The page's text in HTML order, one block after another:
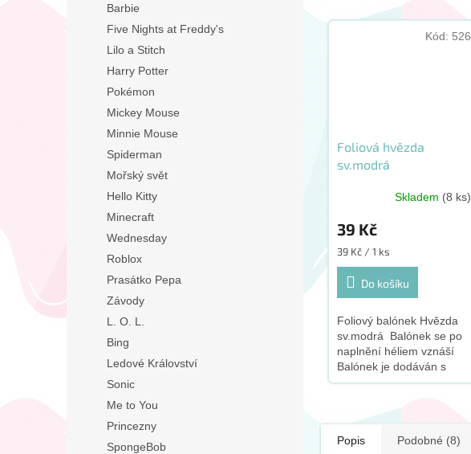
Barbie
Five Nights at Freddy's
Lilo a Stitch
Harry Potter
Pokémon
Mickey Mouse
Minnie Mouse
Spiderman
Mořský svět
Hello Kitty
Minecraft
Wednesday
Roblox
Prasátko Pepa
Závody
L. O. L.
Bing
Ledové Království
Sonic
Me to You
Princezny
SpongeBob
Foliová hvězda
sv.modrá
Skladem (8 ks)
39 Kč
Měrná
cena:
39 Kč / 1 ks
Do košíku
Foliový balónek Hvězda
sv.modrá Balónek se po
naplnění héliem vznáší
Balónek je dodáván s
brčkem Velikost balonku
doporučujeme zakoupit
tento...
Kód: 526
Popis Podobné (8)